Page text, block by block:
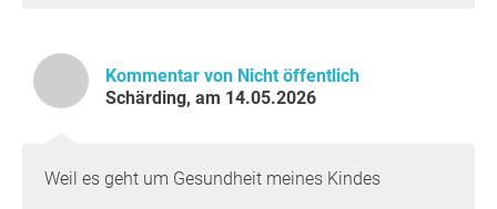
Kommentar von Nicht öffentlich
Schärding, am 14.05.2026
Weil es geht um Gesundheit meines Kindes